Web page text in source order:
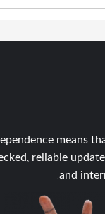
means
reliable
and